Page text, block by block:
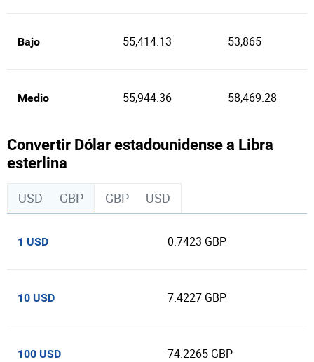
Bajo 55,414.13 53,865
Medio 55,944.36 58,469.28
Convertir Dólar estadounidense a Libra
esterlina
USD GBP GBP USD
1 USD 0.7423 GBP
10 USD 7.4227 GBP
100 USD 74.2265 GBP